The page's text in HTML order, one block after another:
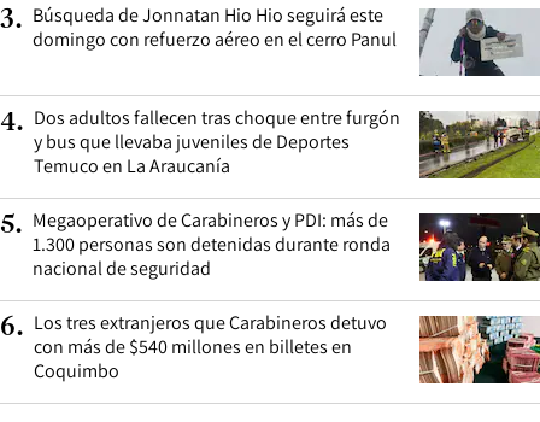
3. Búsqueda de Jonnatan Hio Hio seguirá este
domingo con refuerzo aéreo en el cerro Panul
4. Dos adultos fallecen tras choque entre furgón
y bus que llevaba juveniles de Deportes
Temuco en La Araucanía
5. Megaoperativo de Carabineros y PDI: más de
1.300 personas son detenidas durante ronda
nacional de seguridad
6. Los tres extranjeros que Carabineros detuvo
con más de $540 millones en billetes en
Coquimbo